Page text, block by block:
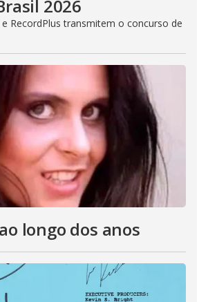
2026
e RecordPlus transmitem o concurso de
longo dos anos